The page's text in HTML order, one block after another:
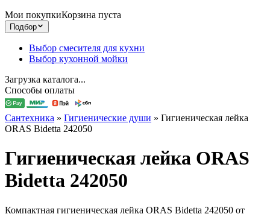
Мои покупкиКорзина пуста
Подбор
Выбор смесителя для кухни
Выбор кухонной мойки
Загрузка каталога...
Способы оплаты
Сантехника » Гигиенические души » Гигиеническая лейка
ORAS Bidetta 242050
Гигиеническая лейка ORAS
Bidetta 242050
Компактная гигиеническая лейка ORAS Bidetta 242050 от